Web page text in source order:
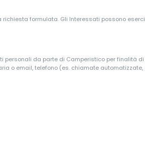
formulata. Gli Interessati possono
da parte di Camperistico per finalità
o email, telefono (es. chiamate